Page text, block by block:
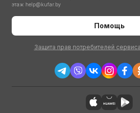
этаж help@kufar.by
Помощь
Защита прав потребителей